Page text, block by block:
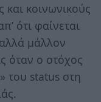
και κοινωνικούς
ότι φαίνεται
μάλλον
όταν ο στόχος
του status στη